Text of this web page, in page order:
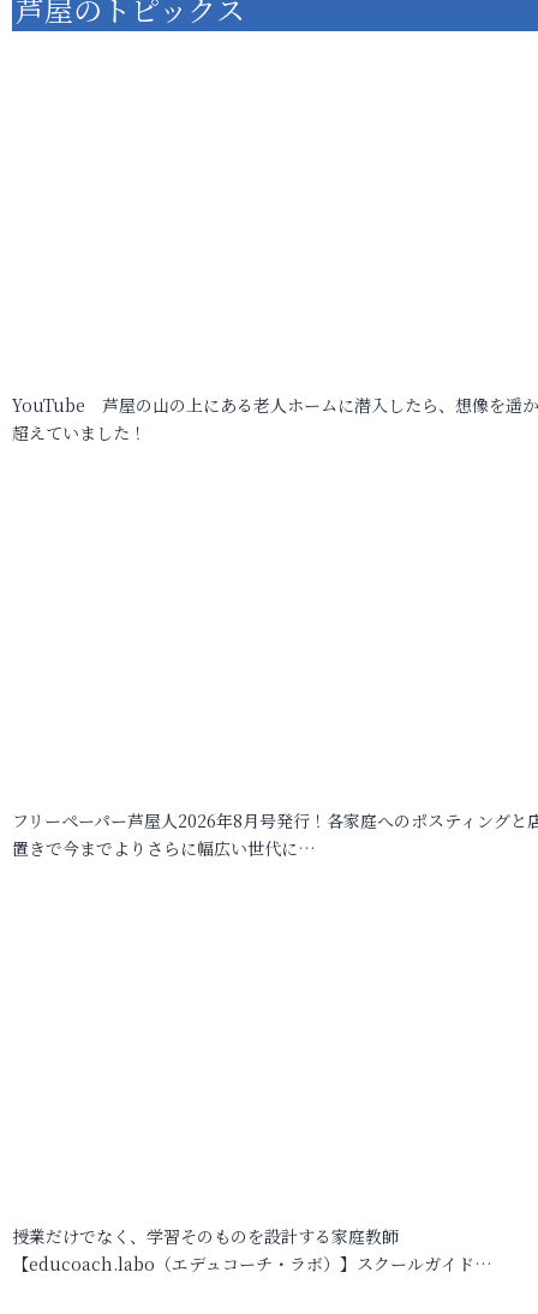
芦屋のトピックス
YouTube 芦屋の山の上にある老人ホームに潜入したら、想像を遥
超えていました！
フリーペーパー芦屋人2026年8月号発行！各家庭へのポスティングと
置きで今までよりさらに幅広い世代に…
授業だけでなく、学習そのものを設計する家庭教師
【educoach.labo（エデュコーチ・ラボ）】スクールガイド…